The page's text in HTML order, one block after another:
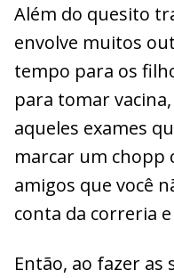
Além do quesito
envolve muitos
tempo para os
para tomar
aqueles exames
marcar um chopp
amigos que você
conta da correria
Então, ao fazer as